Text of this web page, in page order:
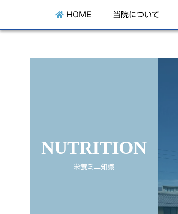
NUTRITION
栄養ミニ知識
HOME 当院について